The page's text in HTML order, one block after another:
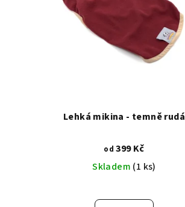
Lehká mikina - temně rudá
od 399 Kč
Skladem (1 ks)